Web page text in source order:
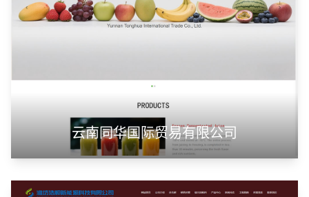
云南同华国际贸易有限公司